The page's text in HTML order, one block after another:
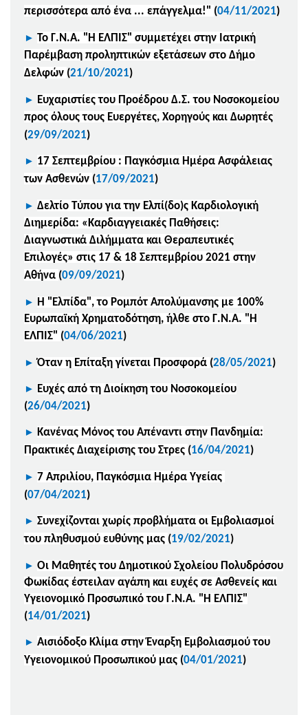
περισσότερα από ένα ... επάγγελμα!" (04/11/2021)
► Το Γ.Ν.Α. "Η ΕΛΠΙΣ" συμμετέχει στην Ιατρική
Παρέμβαση προληπτικών εξετάσεων στο Δήμο
Δελφών (21/10/2021)
►
Ευχαριστίες του Προέδρου Δ.Σ. του Νοσοκομείου
προς όλους τους Ευεργέτες, Χορηγούς και Δωρητές
(29/09/2021)
► 17 Σεπτεμβρίου : Παγκόσμια Ημέρα Ασφάλειας
των Ασθενών (17/09/2021)
► Δελτίο Τύπου για την Eλπί(δο)ς Καρδιολογική
Διημερίδα: «Καρδιαγγειακές Παθήσεις:
Διαγνωστικά Διλήμματα και Θεραπευτικές
Επιλογές» στις 17 & 18 Σεπτεμβρίου 2021 στην
Αθήνα (09/09/2021)
►
Η "Ελπίδα", το Ρομπότ Απολύμανσης με 100%
Ευρωπαϊκή Χρηματοδότηση, ήλθε στο Γ.Ν.Α. "Η
ΕΛΠΙΣ" (04/06/2021)
►Όταν η Επίταξη γίνεται Προσφορά (28/05/2021)
►
Ευχές από τη Διοίκηση του Νοσοκομείου
(26/04/2021)
►
Κανένας Μόνος του Απέναντι στην Πανδημία:
Πρακτικές Διαχείρισης του Στρες (16/04/2021)
► 7 Απριλίου, Παγκόσμια Ημέρα Υγείας
(07/04/2021)
► Συνεχίζονται χωρίς προβλήματα οι Εμβολιασμοί
του πληθυσμού ευθύνης μας (19/02/2021)
► Οι Μαθητές του Δημοτικού Σχολείου Πολυδρόσου
Φωκίδας έστειλαν αγάπη και ευχές σε Ασθενείς και
Υγειονομικό Προσωπικό του Γ.Ν.Α. "Η ΕΛΠΙΣ"
(14/01/2021)
► Αισιόδοξο Κλίμα στην Έναρξη Εμβολιασμού του
Υγειονομικού Προσωπικού μας (04/01/2021)